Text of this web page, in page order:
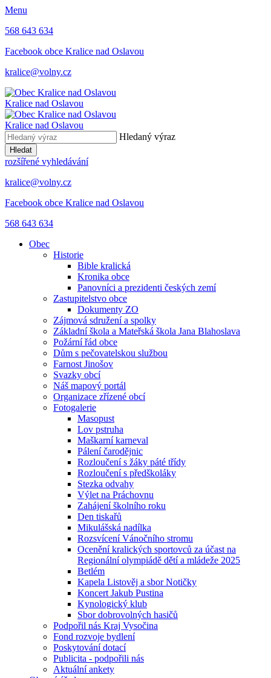
Menu
568 643 634
Facebook obce Kralice nad Oslavou
kralice@volny.cz
Kralice nad Oslavou
Kralice nad Oslavou
Hledaný výraz
Hledat
rozšířené vyhledávání
kralice@volny.cz
Facebook obce Kralice nad Oslavou
568 643 634
Obec
Historie
Bible kralická
Kronika obce
Panovníci a prezidenti českých zemí
Zastupitelstvo obce
Dokumenty ZO
Zájmová sdružení a spolky
Základní škola a Mateřská škola Jana Blahoslava
Požární řád obce
Dům s pečovatelskou službou
Farnost Jinošov
Svazky obcí
Náš mapový portál
Organizace zřízené obcí
Fotogalerie
Masopust
Lov pstruha
Maškarní karneval
Pálení čarodějnic
Rozloučení s žáky páté třídy
Rozloučení s předškoláky
Stezka odvahy
Výlet na Práchovnu
Zahájení školního roku
Den tiskařů
Mikulášská nadílka
Rozsvícení Vánočního stromu
Ocenění kralických sportovců za účast na
Regionální olympiádě dětí a mládeže 2025
Betlém
Kapela Listověj a sbor Notičky
Koncert Jakub Pustina
Kynologický klub
Sbor dobrovolných hasičů
Podpořil nás Kraj Vysočina
Fond rozvoje bydlení
Poskytování dotací
Publicita - podpořili nás
Aktuální ankety